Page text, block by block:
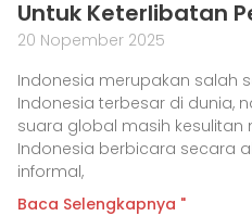
Untuk Keterlibatan
20 Nopember 2025
Indonesia merupakan salah
Indonesia terbesar di dunia,
suara global masih
Indonesia berbicara secara
informal,
Baca Selengkapnya "